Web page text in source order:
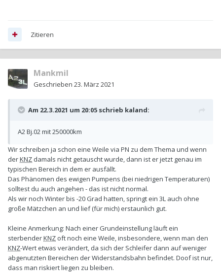
Zitieren
Mankmil
Geschrieben 23. März 2021
Am 22.3.2021 um 20:05 schrieb kaland:
A2 Bj.02 mit 250000km
Wir schreiben ja schon eine Weile via PN zu dem Thema und wenn
derKNZ damals nicht getauscht wurde, dann ist er jetzt genau im
typischen Bereich in dem er ausfällt.
Das Phänomen des ewigen Pumpens (bei niedrigen Temperaturen)
solltest du auch angehen - das ist nicht normal.
Als wir noch Winter bis -20 Grad hatten, springt ein 3L auch ohne
große Mätzchen an und lief (für mich) erstaunlich gut.
Kleine Anmerkung: Nach einer Grundeinstellung läuft ein
sterbenderKNZ oft noch eine Weile, insbesondere, wenn man den
KNZ-Wert etwas verändert, da sich der Schleifer dann auf weniger
abgenutzten Bereichen der Widerstandsbahn befindet. Doof ist nur,
dass man riskiert liegen zu bleiben.